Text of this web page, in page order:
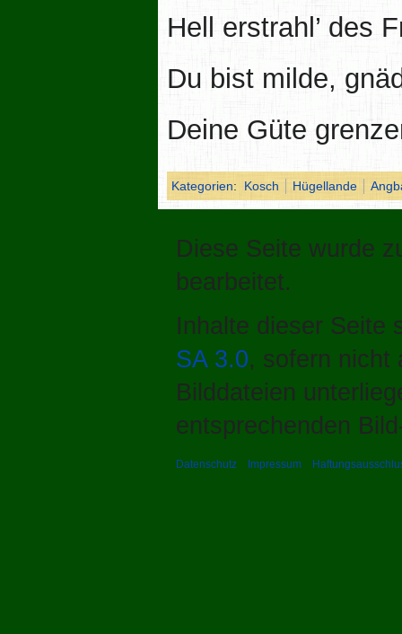
Hell erstrahl’ des
Du bist milde,
Deine Güte
Kategorien: Kosch Hügellande
Diese Seite wurde
bearbeitet.
Inhalte dieser Seite
SA 3.0, sofern nicht
Bilddateien
entsprechenden
Datenschutz Impressum